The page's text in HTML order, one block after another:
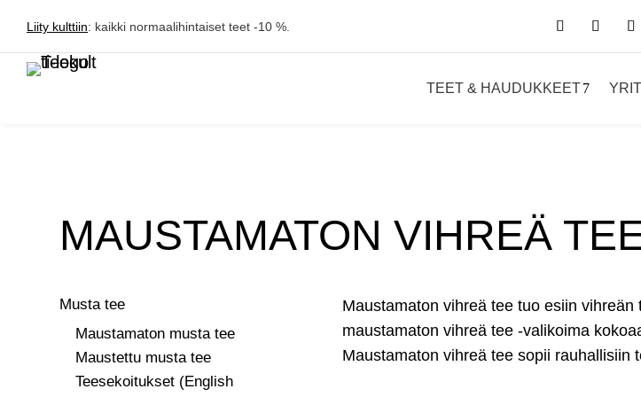
Liity kulttiin: kaikki normaalihintaiset teet -10 %.
TEET & HAUDUKKEET
MAUSTAMATON VIHREÄ
Musta tee
Maustamaton musta tee
Maustettu musta tee
Teesekoitukset (English
Maustamaton vihreä tee tuo esiin
maustamaton vihreä tee -valikoima
Maustamaton vihreä tee sopii rauhallisiin